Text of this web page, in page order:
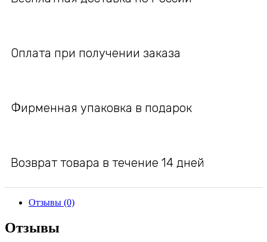
Оплата при получении заказа
Фирменная упаковка в подарок
Возврат товара в течение 14 дней
Отзывы (0)
Отзывы